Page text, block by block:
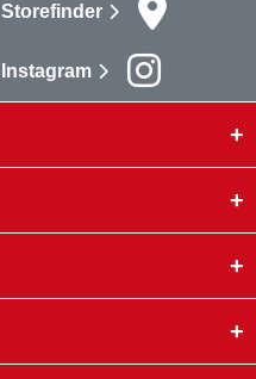
Storefinder
Instagram